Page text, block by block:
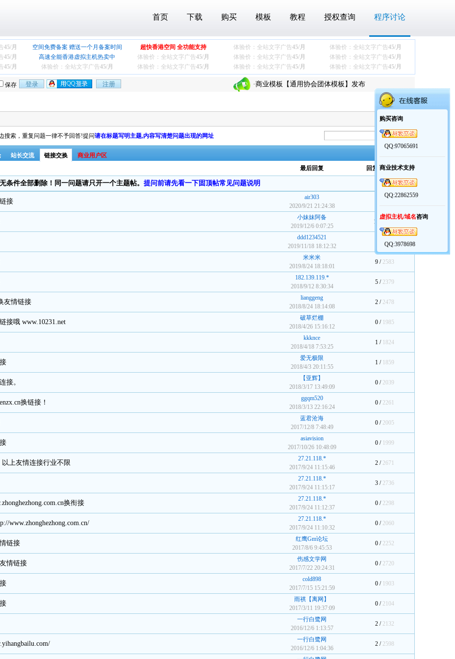
首页 下载 购买 模板 教程 授权查询 程序讨论
45/月 空间免费备案 赠送一个月备案时间 超快香港空间 全功能支持 体验价：全站文字广告45/月 体验价：全站文字广告45/月
45/月 高速全能香港虚拟主机热卖中 体验价：全站文字广告45/月 体验价：全站文字广告45/月 体验价：全站文字广告45/月
45/月 体验价：全站文字广告45/月 体验价：全站文字广告45/月 体验价：全站文字广告45/月 体验价：全站文字广告45/月
· 关于最近下载压缩包后360报木马的问题
·商业模板【通用协会团体模板】发布
·老y文章管理系统V4.x更新说明
·关于最近下载压缩包后360报木马的问题
老y文章管理系统V4.x更新说明
保存
搜索，重复问题一律不予回答!提问请在标题写明主题,内容写清楚问题出现的网址
站长交流 链接交换
商业用户区
最后回复 回复数/点击数
件全部删除！同一问题请只开一个主题帖。 提问前请先看一下固顶帖常见问题说明
接
air303
2020/9/21 21:24:38
小妹妹阿备
2019/12/6 0:07:25
13 / 4584
ddd1234521
2019/11/18 18:12:32
1847
米米米
2019/8/24 18:18:01
9 / 2583
182.139.119.*
2018/9/12 8:30:34
5 / 2379
友情链接
lianggeng
2018/8/24 18:14:08
2 / 2478
接哦 www.10231.net
破草烂棚
2018/4/26 15:16:12
0 / 1985
kkknce
2018/4/18 7:53:25
1 / 1824
爱无极限
2018/4/3 20:11:55
1 / 1859
接。
【亚辉】
2018/3/17 13:49:09
0 / 2039
换链接！
ggqm520
2018/3/13 22:16:24
0 / 2261
蓝君沧海
2017/12/8 7:48:49
0 / 2005
asiavision
2017/10/26 10:48:09
0 / 1999
上友情连接行业不限
27.21.118.*
2017/9/24 11:15:46
2 / 2671
27.21.118.*
2017/9/24 11:15:17
3 / 2736
换衔接
27.21.118.*
2017/9/24 11:12:37
0 / 2298
www.zhonghezhong.com.cn/
27.21.118.*
2017/9/24 11:10:32
0 / 2060
链接
红鹰Gm论坛
2017/8/6 9:45:53
0 / 2252
情链接
伤感文学网
2017/7/22 20:24:31
0 / 2720
cold898
2017/7/15 15:21:59
0 / 1903
雨祺【离网】
2017/3/11 19:37:09
0 / 2104
一行白鹭网
2016/12/6 1:13:57
2 / 2132
一行白鹭网
2016/12/6 1:04:36
2 / 2598
购买咨询
QQ:97065691
商业技术支持
QQ:22862559
虚拟主机/域名咨询
QQ:3978698